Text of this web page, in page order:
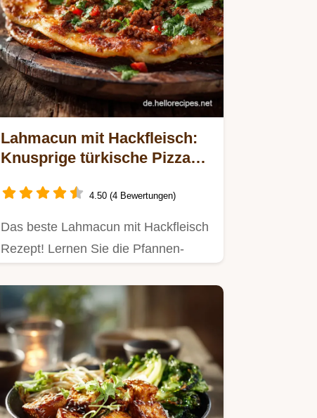
Lahmacun mit Hackfleisch:
Knusprige türkische Pizza
4.50 (4 Bewertungen)
Das beste Lahmacun mit Hackfleisch
Rezept! Lernen Sie die Pfannen-